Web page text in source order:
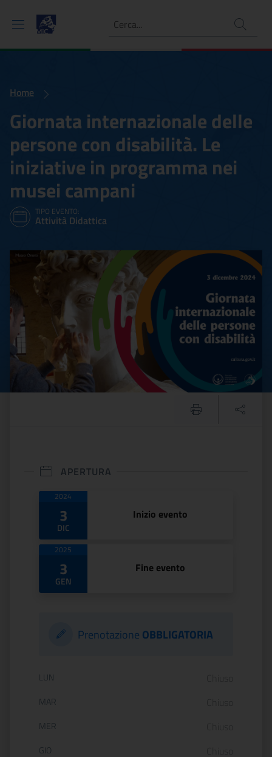
Ricerca
Home
Giornata internazionale delle
persone con disabilità. Le
iniziative in programma nei
musei campani
TIPO EVENTO:
Attività Didattica
Giornata internazionale
APERTURA
Date di apertura
2024
3
DIC
Inizio evento
2025
3
GEN
Fine evento
Prenotazione OBBLIGATORIA
Orario di apertura:
LUN
MAR
MER
GIO